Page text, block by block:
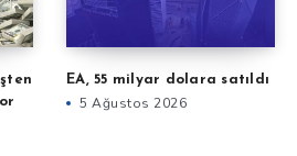
EA, 55 milyar dolara satıldı
5 Ağustos 2026